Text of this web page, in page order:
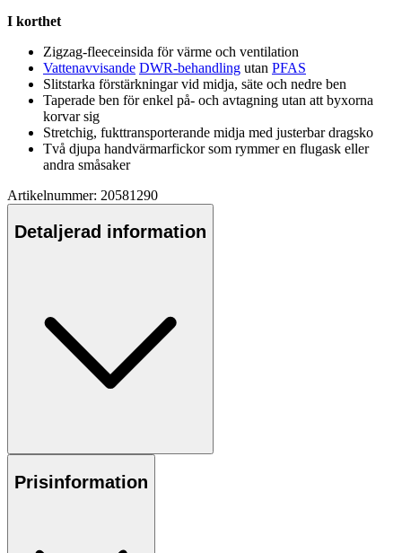
I korthet
Zigzag-fleeceinsida för värme och ventilation
Vattenavvisande DWR-behandling utan PFAS
Slitstarka förstärkningar vid midja, säte och nedre ben
Taperade ben för enkel på- och avtagning utan att byxorna
korvar sig
Stretchig, fukttransporterande midja med justerbar dragsko
Två djupa handvärmarfickor som rymmer en flugask eller
andra småsaker
Artikelnummer: 20581290
Detaljerad information
Prisinformation